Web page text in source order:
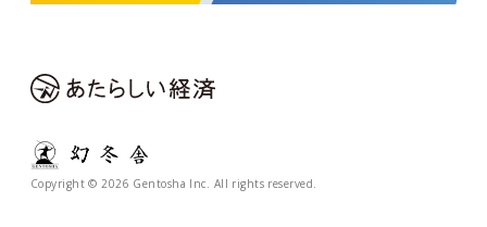
Copyright © 2026 Gentosha Inc. All rights reserved.